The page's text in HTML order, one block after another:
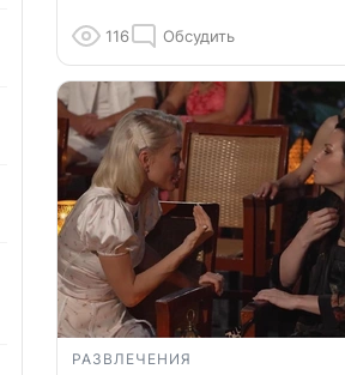
116 Обсудить
РАЗВЛЕЧЕНИЯ